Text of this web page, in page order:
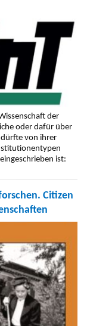
der
oder dafür über
dürfte von ihrer
ist:
Citizen